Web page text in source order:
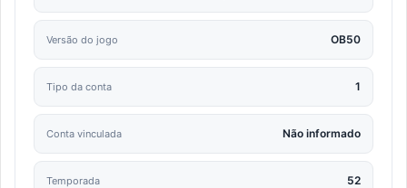
Versão do jogo OB50
Tipo da conta 1
Conta vinculada Não informado
Temporada 52